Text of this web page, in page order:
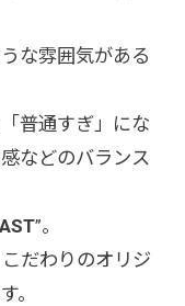
な雰囲気がある
普通すぎ」にな
などのバランス
”。
だわりのオリジ
。